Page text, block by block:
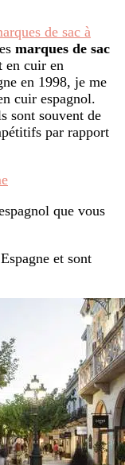
de sac à
marques de sac
en cuir en
en 1998, je me
cuir espagnol.
sont souvent de
par rapport
que vous
et sont